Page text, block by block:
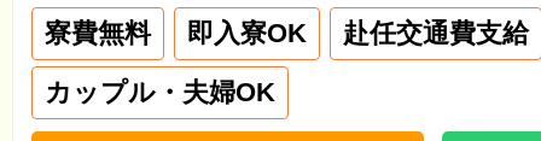
寮費無料 即入寮OK
赴任交通費支給
カップル・夫婦OK